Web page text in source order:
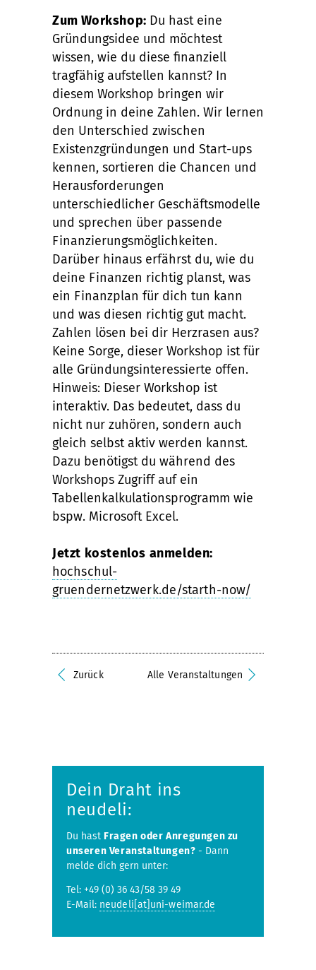
Zum Workshop: Du hast eine
Gründungsidee und möchtest
wissen, wie du diese finanziell
tragfähig aufstellen kannst? In
diesem Workshop bringen wir
Ordnung in deine Zahlen. Wir lernen
den Unterschied zwischen
Existenzgründungen und Start-ups
kennen, sortieren die Chancen und
Herausforderungen
unterschiedlicher Geschäftsmodelle
und sprechen über passende
Finanzierungsmöglichkeiten.
Darüber hinaus erfährst du, wie du
deine Finanzen richtig planst, was
ein Finanzplan für dich tun kann
und was diesen richtig gut macht.
Zahlen lösen bei dir Herzrasen aus?
Keine Sorge, dieser Workshop ist für
alle Gründungsinteressierte offen.
Hinweis: Dieser Workshop ist
interaktiv. Das bedeutet, dass du
nicht nur zuhören, sondern auch
gleich selbst aktiv werden kannst.
Dazu benötigst du während des
Workshops Zugriff auf ein
Tabellenkalkulationsprogramm wie
bspw. Microsoft Excel.
Jetzt kostenlos anmelden:
hochschul-
gruendernetzwerk.de/starth-now/
Zurück Alle Veranstaltungen
Dein Draht ins
neudeli:
Du hast Fragen oder Anregungen zu
unseren Veranstaltungen?- Dann
melde dich gern unter:
Tel: +49 (0) 36 43/58 39 49
E-Mail: neudeli[at]uni-weimar.de